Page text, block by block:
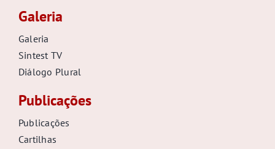
Galeria
Galeria
Sintest TV
Diálogo Plural
Publicações
Publicações
Cartilhas